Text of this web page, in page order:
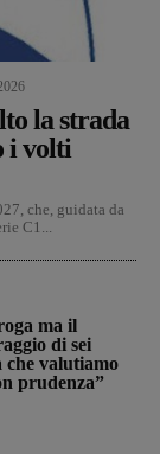
la strada
i volti
che, guidata da
C1...
ma il
di sei
che valutiamo
prudenza”